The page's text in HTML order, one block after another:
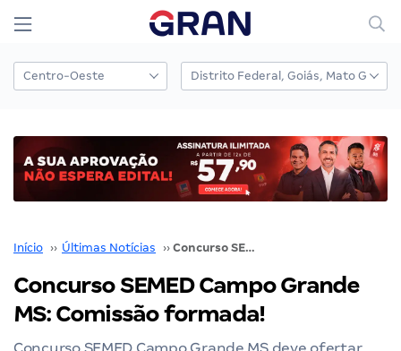
Início ›› Últimas Notícias ›› Concurso SEMED Campo Grande MS: Comissão formada!
Concurso SEMED Campo Grande
MS: Comissão formada!